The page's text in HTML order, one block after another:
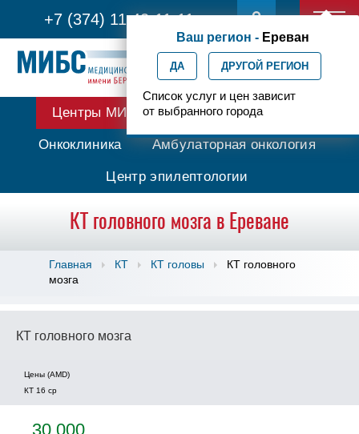
+7 (374) 11 42-11-11
Ваш регион - Ереван
ДА ДРУГОЙ РЕГИОН
Список услуг и цен зависит
от выбранного города
Центры МИБС Протонная терапия
Онкоклиника Амбулаторная онкология
Центр эпилептологии
КТ головного мозга в Ереване
Главная КТ КТ головы
КТ головного
мозга
КТ головного мозга
Цены (AMD)
КТ 16 ср
30 000